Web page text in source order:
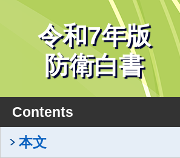
令和7年版
防衛白書
Contents
本文